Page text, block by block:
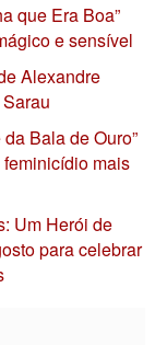
que Era Boa”
e sensível
Alexandre
Bala de Ouro”
mais
Um Herói de
para celebrar